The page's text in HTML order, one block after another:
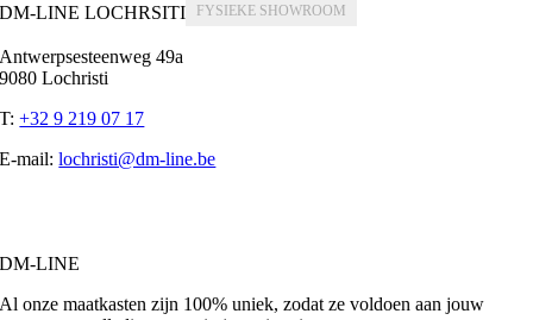
DM-LINE LOCHRSITI
Antwerpsesteenweg 49a
9080 Lochristi
T:+32 9 219 07 17
E-mail:lochristi@dm-line.be
DM-LINE
Al onze maatkasten zijn 100% uniek, zodat ze voldoen aan jouw